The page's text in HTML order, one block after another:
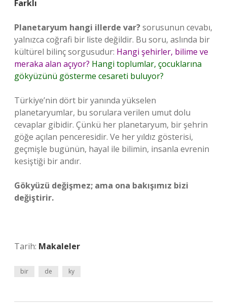
Farklı
Planetaryum hangi illerde var?sorusunun cevabı,
yalnızca coğrafi bir liste değildir. Bu soru, aslında bir
kültürel bilinç sorgusudur: Hangi şehirler, bilime ve
meraka alan açıyor? Hangi toplumlar, çocuklarına
gökyüzünü gösterme cesareti buluyor?
Türkiye’nin dört bir yanında yükselen
planetaryumlar, bu sorulara verilen umut dolu
cevaplar gibidir. Çünkü her planetaryum, bir şehrin
göğe açılan penceresidir. Ve her yıldız gösterisi,
geçmişle bugünün, hayal ile bilimin, insanla evrenin
kesiştiği bir andır.
Gökyüzü değişmez; ama ona bakışımız bizi
değiştirir.
Tarih: Makaleler
bir de ky